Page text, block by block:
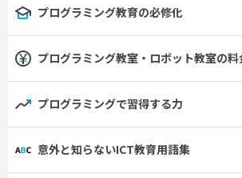
プログラミング教育の必修化
プログラミング教室・ロボット教室の
プログラミングで習得する力
意外と知らないICT教育用語集